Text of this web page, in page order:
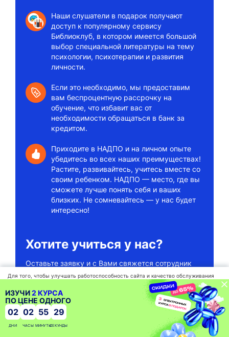
ИЗУЧИ2 КУРСА
ПО ЦЕНЕ ОДНОГО
02
ДНИ
02
ЧАСЫ
55
МИНУТЫ
28
СЕКУНДЫ
Наши слушатели в подарок получают
доступ к популярному сервису
Библиоклуб, в котором имеется большой
выбор специальной литературы на тему
психологии, психотерапии и развития
личности.
Если это необходимо, мы предоставим
вам беспроцентную рассрочку на
обучение, что избавит вас от
необходимости обращаться в банк за
кредитом.
Приходите в НАДПО и на личном опыте
убедитесь во всех наших преимуществах!
Растите, развивайтесь, учитесь вместе со
своим ребенком. НАДПО — место, где вы
сможете лучше понять себя и ваших
близких. Не сомневайтесь — у нас будет
интересно!
Хотите учиться у нас?
Оставьте заявку и с Вами свяжется сотрудник
приёмной комиссии!
Для того, чтобы улучшать работоспособность сайта и качество обслуживания
мы используем файлы cookies, которые сохраняются на вашем компьютере.
Нажимая «СОГЛАСЕН» Вы подтверждаете то, что Вы проинформированы об
использовании cookies на нашем сайте. Продолжая использовать наш сайт, вы
автоматически соглашаетесь с использованием данных технологий.
Политика
обработки
данных